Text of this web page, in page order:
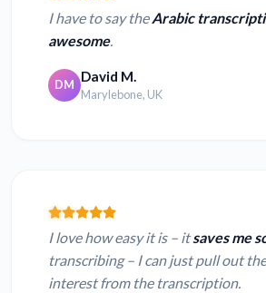
I have to say theArabic
awesome.
DM David M.
Marylebone, UK
I love how easy it is – itsaves me
transcribing – I can just pull out
interest from the transcription.